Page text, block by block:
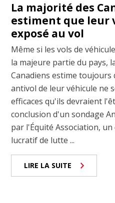
La majorité des
estiment que leur
exposé au vol
Même si les vols de
la majeure partie du pays,
Canadiens estime toujours
antivol de leur véhicule ne
efficaces qu'ils devraient
conclusion d'un sondage
par l'Équité Association,
lucratif de lutte ...
LIRE LA SUITE